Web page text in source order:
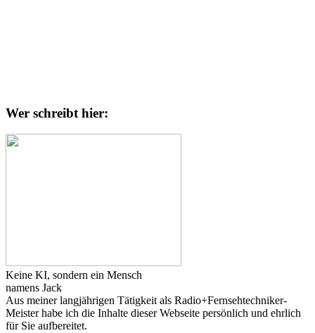
Wer schreibt hier:
Keine KI, sondern ein Mensch
namens Jack
Aus meiner langjährigen Tätigkeit als Radio+Fernsehtechniker-
Meister habe ich die Inhalte dieser Webseite persönlich und ehrlich
für Sie aufbereitet.